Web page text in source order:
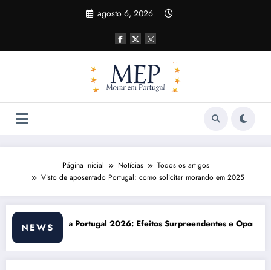
agosto 6, 2026
Página inicial Notícias
Todos os artigos
Visto de aposentado Portugal: como solicitar morando em 2025
NEWS
Surpreendentes e OportunidadesCusto de vida em Portugal 2026: